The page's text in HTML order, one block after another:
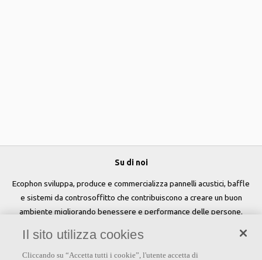
Su di noi
Ecophon sviluppa, produce e commercializza pannelli acustici, baffle
e sistemi da controsoffitto che contribuiscono a creare un buon
ambiente migliorando benessere e performance delle persone.
Seguici
Il sito utilizza cookies
Cliccando su “Accetta tutti i cookie”, l'utente accetta di